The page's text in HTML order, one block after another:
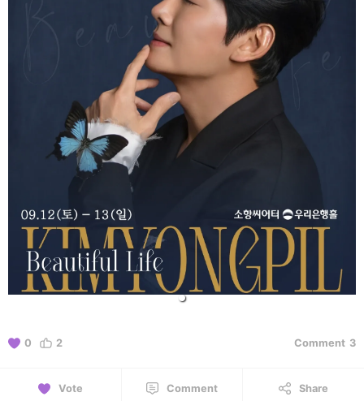
0 2 Comment 3
Vote Comment Share